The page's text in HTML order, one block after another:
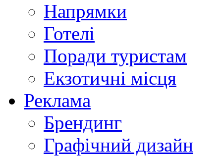
Напрямки
Готелі
Поради туристам
Екзотичні місця
Реклама
Брендинг
Графічний дизайн